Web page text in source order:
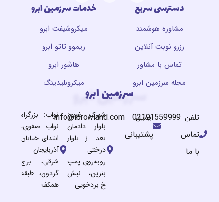
سرزمین ابرو
سرزمین ابرو
تلفن
تماس
با ما
02191559999
ایمیل
پشتیبانی
info@ibrowland.com
شهرک غرب:
بلوار دادمان
بعد از بلوار
درختی
روبه‌روی پمپ
بنزین، نبش
خ بردخویی
نواب: بزرگراه
نواب صفوی،
ابتدای خیابان
آذربایجان
شرقی، برج
گردون، طبقه
همکف
دسترسی سریع
مشاوره هوشمند
رزرو نوبت آنلاین
تماس با مشاور
مجله سرزمین ابرو
خدمات سرزمین ابرو
میکروشیفت ابرو
ریموو تاتو ابرو
هاشور ابرو
میکروبلیدینگ